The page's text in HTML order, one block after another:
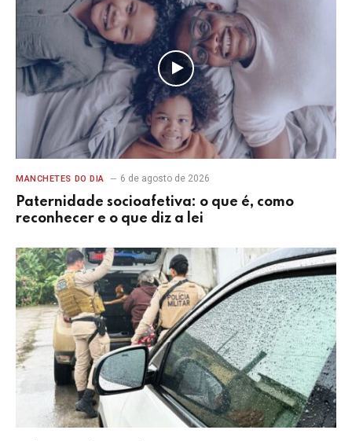
MANCHETES DO DIA 6 de agosto de 2026
Paternidade socioafetiva: o que é, como
reconhecer e o que diz a lei